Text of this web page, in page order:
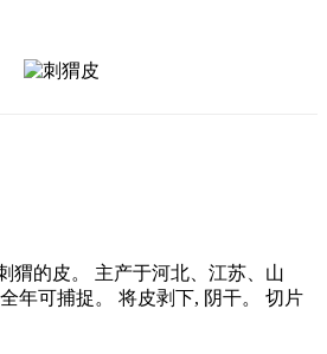
猬的皮。 主产于河北、江苏、山
年可捕捉。 将皮剥下, 阴干。 切片